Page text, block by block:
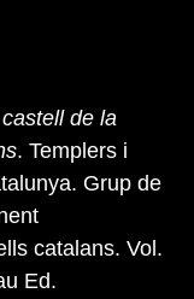
de la
. Templers i
Grup de
catalans. Vol.
Ed.